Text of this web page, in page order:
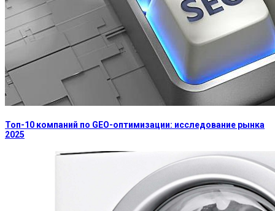
Топ-10 компаний по GEO-оптимизации: исследование рынка
2025